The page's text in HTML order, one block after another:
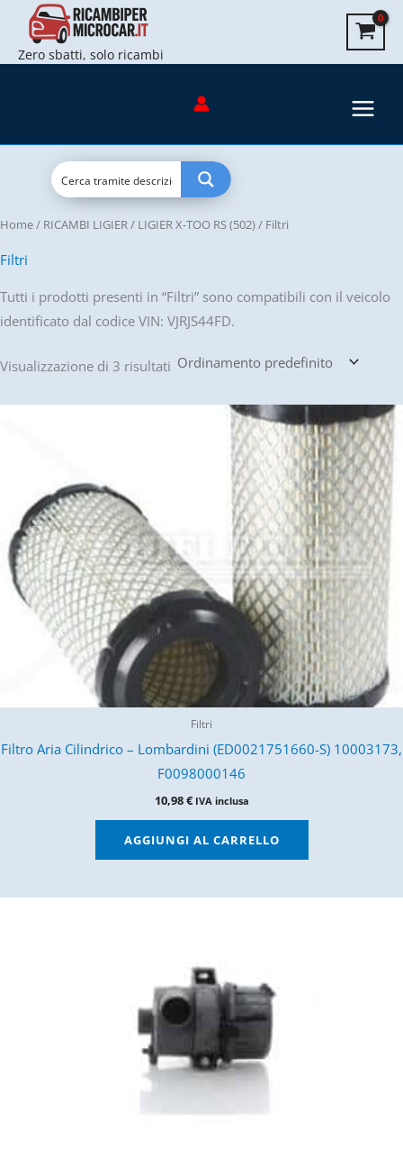
contenuto
Zero sbatti, solo ricambi
Home/ RICAMBI LIGIER/ LIGIER X-TOO RS (502)/ Filtri
Filtri
Tutti i prodotti presenti in “Filtri” sono compatibili con il veicolo
identificato dal codice VIN: VJRJS44FD.
Visualizzazione di 3 risultati
Filtri
Filtro Aria Cilindrico – Lombardini (ED0021751660-S) 10003173,
F0098000146
10,98€ IVA inclusa
AGGIUNGI AL CARRELLO